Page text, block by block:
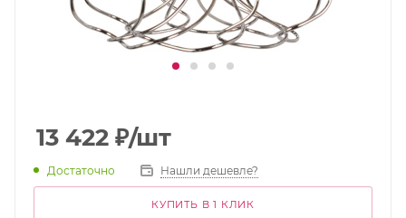
13 422 ₽/шт
Достаточно Нашли дешевле?
КУПИТЬ В 1 КЛИК